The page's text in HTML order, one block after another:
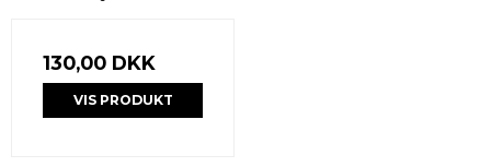
130,00 DKK
VIS PRODUKT